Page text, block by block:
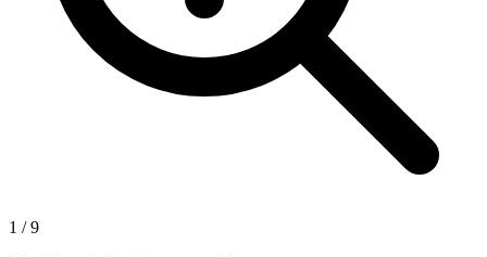
1 /9